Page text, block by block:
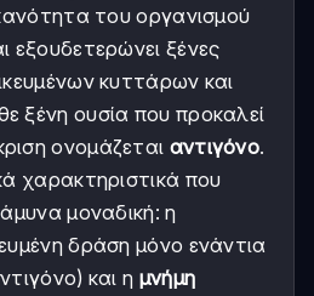
του οργανισμού
εξουδετερώνει ξένες
κυττάρων και
ξένη ουσία που προκαλεί
ονομάζεται αντιγόνο.
χαρακτηριστικά που
μοναδική: η
δράση μόνο ενάντια
και η μνήμη